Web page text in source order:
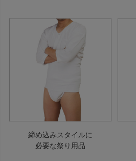
締め込みスタイルに
必要な祭り用品